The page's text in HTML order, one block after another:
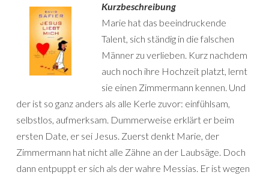
Kurzbeschreibung
Marie hat das beeindruckende
Talent, sich ständig in die falschen
Männer zu verlieben. Kurz nachdem
auch noch ihre Hochzeit platzt, lernt
sie einen Zimmermann kennen. Und
der ist so ganz anders als alle Kerle zuvor: einfühlsam,
selbstlos, aufmerksam. Dummerweise erklärt er beim
ersten Date, er sei Jesus. Zuerst denkt Marie, der
Zimmermann hat nicht alle Zähne an der Laubsäge. Doch
dann entpuppt er sich als der wahre Messias. Er ist wegen